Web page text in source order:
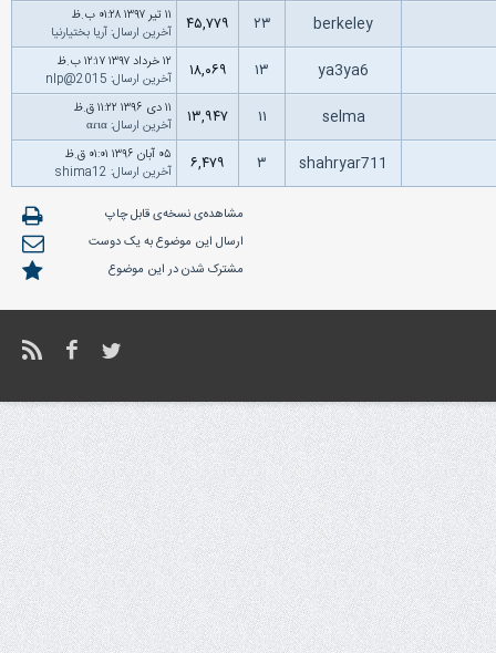
berkeley ۲۳ ۴۵,۷۷۹
۱۱ تیر ۱۳۹۷ ۰۱:۲۸ ب.ظ
آخرین ارسال:آریا بختیارنیا
ya3ya6 ۱۳ ۱۸,۰۶۹
۱۲ خرداد ۱۳۹۷ ۱۲:۱۷ ب.ظ
آخرین ارسال:
nlp@2015
selma ۱۱ ۱۳,۹۴۷
۱۱ دى ۱۳۹۶ ۱۱:۲۲ ق.ظ
آخرین ارسال:
αɾια
shahryar711 ۳ ۶,۴۷۹
۰۵ آبان ۱۳۹۶ ۰۱:۰۱ ق.ظ
آخرین ارسال:
shima12
مشاهده‌ی نسخه‌ی قابل چاپ
ارسال این موضوع به یک دوست
مشترک شدن در این موضوع